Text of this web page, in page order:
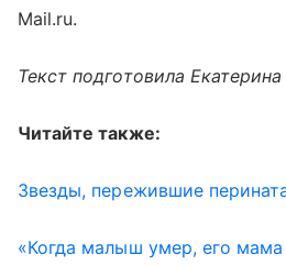
Mail.ru.
Текст подготовила
Читайте также:
Звезды, пережившие
«Когда малыш умер, его мама